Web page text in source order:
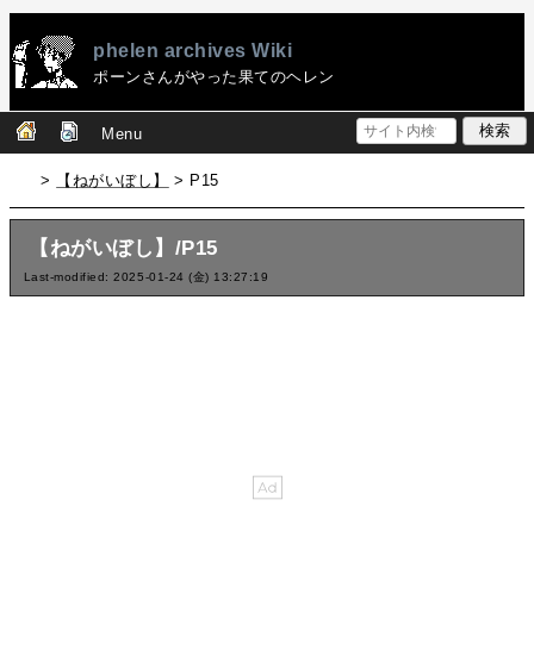
phelen archives Wiki
ポーンさんがやった果てのヘレン
Menu
> 【ねがいぼし】 > P15
【ねがいぼし】/P15
Last-modified: 2025-01-24 (金) 13:27:19